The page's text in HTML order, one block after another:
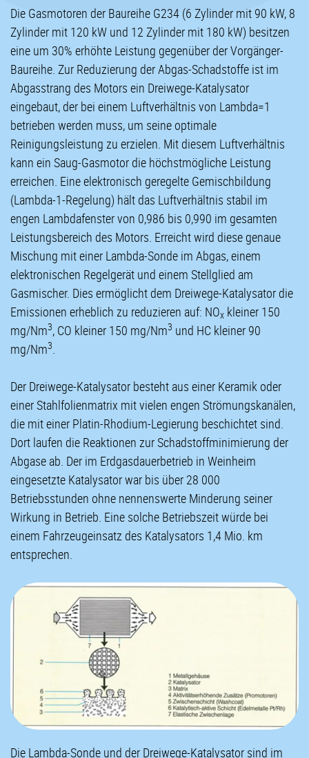
Die Gasmotoren der Baureihe G234 (6 Zylinder mit 90 kW, 8
Zylinder mit 120 kW und 12 Zylinder mit 180 kW) besitzen
eine um 30% erhöhte Leistung gegenüber der Vorgänger-
Baureihe. Zur Reduzierung der Abgas-Schadstoffe ist im
Abgasstrang des Motors ein Dreiwege-Katalysator
eingebaut, der bei einem Luftverhältnis von Lambda=1
betrieben werden muss, um seine optimale
Reinigungsleistung zu erzielen. Mit diesem Luftverhältnis
kann ein Saug-Gasmotor die höchstmögliche Leistung
erreichen. Eine elektronisch geregelte Gemischbildung
(Lambda-1-Regelung) hält das Luftverhältnis stabil im
engen Lambdafenster von 0,986 bis 0,990 im gesamten
Leistungsbereich des Motors. Erreicht wird diese genaue
Mischung mit einer Lambda-Sonde im Abgas, einem
elektronischen Regelgerät und einem Stellglied am
Gasmischer. Dies ermöglicht dem Dreiwege-Katalysator die
Emissionen erheblich zu reduzieren auf: NOx kleiner 150
mg/Nm3, CO kleiner 150 mg/Nm3 und HC kleiner 90
mg/Nm3
Der Dreiwege-Katalysator besteht aus einer Keramik oder
einer Stahlfolienmatrix mit vielen engen Strömungskanälen,
die mit einer Platin-Rhodium-Legierung beschichtet sind.
Dort laufen die Reaktionen zur Schadstoffminimierung der
Abgase ab. Der im Erdgasdauerbetrieb in Weinheim
eingesetzte Katalysator war bis über 28 000
Betriebsstunden ohne nennenswerte Minderung seiner
Wirkung in Betrieb. Eine solche Betriebszeit würde bei
einem Fahrzeugeinsatz des Katalysators 1,4 Mio. km
entsprechen.
Die Lambda-Sonde und der Dreiwege-Katalysator sind im